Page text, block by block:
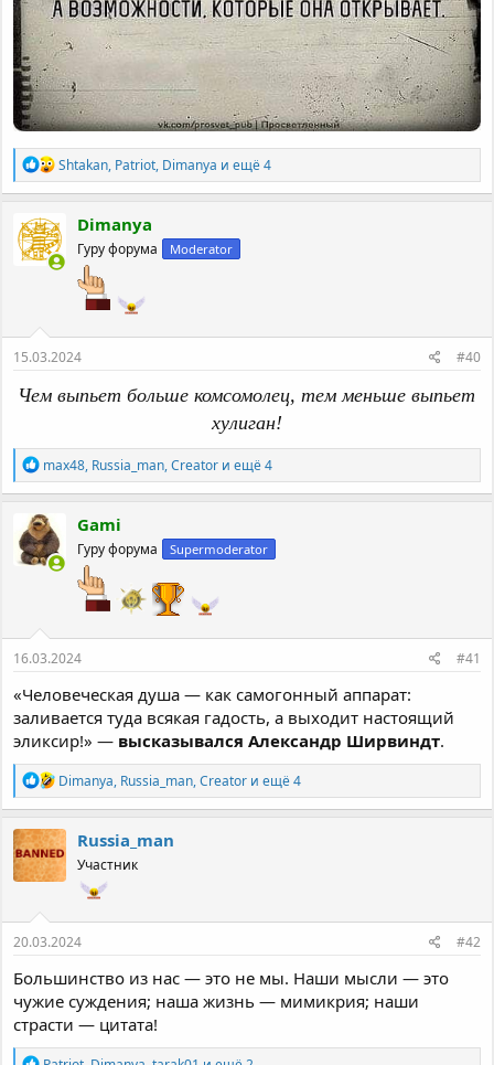
Р
е
а
ц
и
и
Shtakan, Patriot, Dimanya и ещё 4
Dimanya
Гуру форума Moderator
15.03.2024 #40
Чем выпьет больше комсомолец, тем меньше выпьет
хулиган!
Р
е
а
к
ц
и
и
max48, Russia_man,Creator и ещё 4
Gami
Гуру форума Supermoderator
16.03.2024 #41
«Человеческая душа — как самогонный аппарат:
заливается туда всякая гадость, а выходит настоящий
эликсир!» — высказывался Александр Ширвиндт.
Р
е
а
к
ц
и
и
Dimanya, Russia_man,Creator и ещё 4
Russia_man
Участник
20.03.2024 #42
Большинство из нас — это не мы. Наши мысли — это
чужие суждения; наша жизнь — мимикрия; наши
страсти — цитата!